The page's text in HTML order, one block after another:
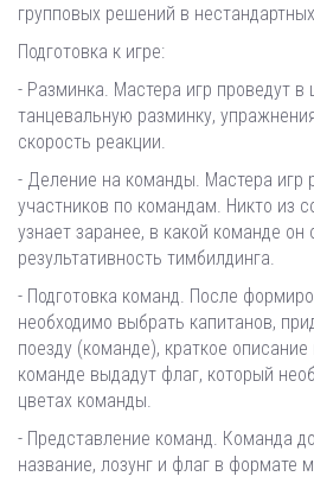
групповых решений в
Подготовка к игре:
- Разминка. Мастера игр проведут
танцевальную разминку,
скорость реакции.
- Деление на команды. Мастера игр
участников по командам. Никто из
узнает заранее, в какой команде
результативность тимбилдинга.
- Подготовка команд. После
необходимо выбрать капитанов,
поезду (команде), краткое
команде выдадут флаг, который
цветах команды.
- Представление команд. Команда
название, лозунг и флаг в формате